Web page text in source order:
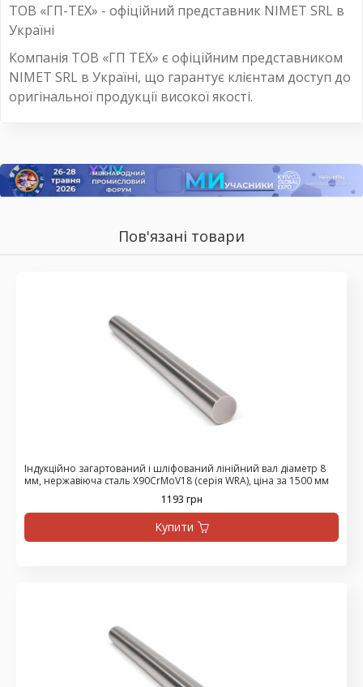
ТОВ «ГП-ТЕХ» - офіційний представник NIMET SRL в
Україні
Компанія ТОВ «ГП ТЕХ» є офіційним представником
NIMET SRL в Україні, що гарантує клієнтам доступ до
оригінальної продукції високої якості.
Пов'язані товари
Індукційно загартований і шліфований лінійний вал діаметр 8
мм, нержавіюча сталь X90CrMoV18 (серія WRA), ціна за 1500 мм
1193 грн
Купити